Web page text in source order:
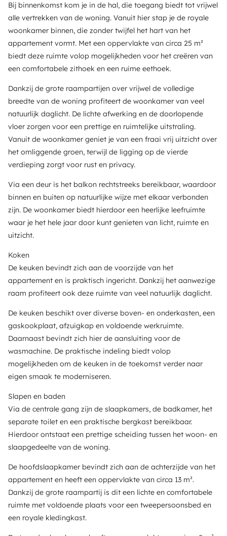
Bij binnenkomst kom je in de hal, die toegang biedt tot vrijwel
alle vertrekken van de woning. Vanuit hier stap je de royale
woonkamer binnen, die zonder twijfel het hart van het
appartement vormt. Met een oppervlakte van circa 25 m²
biedt deze ruimte volop mogelijkheden voor het creëren van
een comfortabele zithoek en een ruime eethoek.
Dankzij de grote raampartijen over vrijwel de volledige
breedte van de woning profiteert de woonkamer van veel
natuurlijk daglicht. De lichte afwerking en de doorlopende
vloer zorgen voor een prettige en ruimtelijke uitstraling.
Vanuit de woonkamer geniet je van een fraai vrij uitzicht over
het omliggende groen, terwijl de ligging op de vierde
verdieping zorgt voor rust en privacy.
Via een deur is het balkon rechtstreeks bereikbaar, waardoor
binnen en buiten op natuurlijke wijze met elkaar verbonden
zijn. De woonkamer biedt hierdoor een heerlijke leefruimte
waar je het hele jaar door kunt genieten van licht, ruimte en
uitzicht.
Koken
De keuken bevindt zich aan de voorzijde van het
appartement en is praktisch ingericht. Dankzij het aanwezige
raam profiteert ook deze ruimte van veel natuurlijk daglicht.
De keuken beschikt over diverse boven- en onderkasten, een
gaskookplaat, afzuigkap en voldoende werkruimte.
Daarnaast bevindt zich hier de aansluiting voor de
wasmachine. De praktische indeling biedt volop
mogelijkheden om de keuken in de toekomst verder naar
eigen smaak te moderniseren.
Slapen en baden
Via de centrale gang zijn de slaapkamers, de badkamer, het
separate toilet en een praktische bergkast bereikbaar.
Hierdoor ontstaat een prettige scheiding tussen het woon- en
slaapgedeelte van de woning.
De hoofdslaapkamer bevindt zich aan de achterzijde van het
appartement en heeft een oppervlakte van circa 13 m².
Dankzij de grote raampartij is dit een lichte en comfortabele
ruimte met voldoende plaats voor een tweepersoonsbed en
een royale kledingkast.